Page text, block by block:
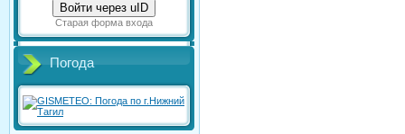
Войти через uID
Старая форма входа
Погода